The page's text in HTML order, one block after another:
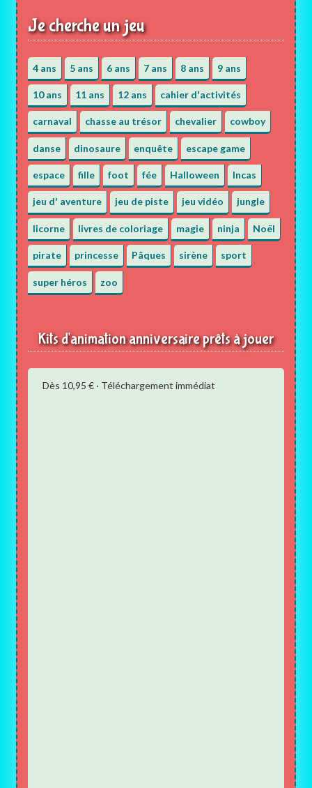
Je cherche un jeu
4 ans 5 ans 6 ans 7 ans 8 ans 9 ans
10 ans 11 ans 12 ans cahier d'activités
carnaval chasse au trésor chevalier cowboy
danse dinosaure enquête escape game
espace fille foot fée Halloween Incas
jeu d' aventure jeu de piste jeu vidéo jungle
licorne livres de coloriage magie ninja Noël
pirate princesse Pâques sirène sport
super héros zoo
Kits d'animation anniversaire prêts à jouer
Dès 10,95 € · Téléchargement immédiat